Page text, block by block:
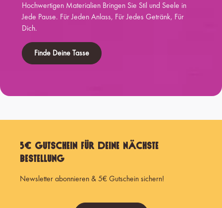
Hochwertigen Materialien Bringen Sie Stil und Seele in
Jede Pause. Für Jeden Anlass, Für Jedes Getränk, Für
Dich.
Finde Deine Tasse
5€ Gutschein für Deine nächste
Bestellung
Newsletter abonnieren & 5€ Gutschein sichern!